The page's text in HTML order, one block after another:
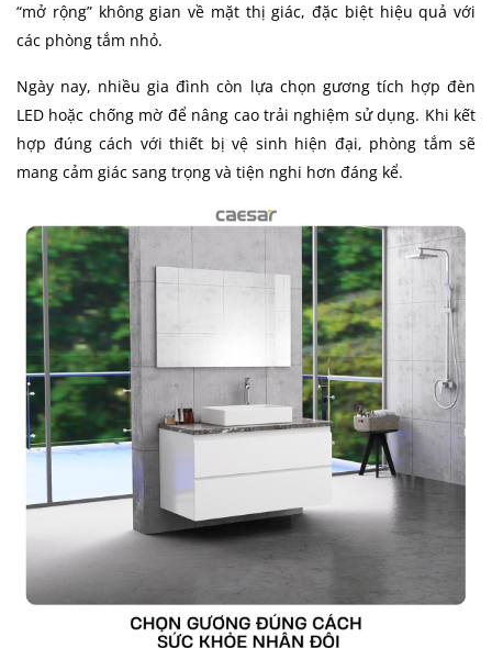
“mở rộng” không gian về mặt thị giác, đặc biệt hiệu quả với
các phòng tắm nhỏ.
Ngày nay, nhiều gia đình còn lựa chọn gương tích hợp đèn
LED hoặc chống mờ để nâng cao trải nghiệm sử dụng. Khi kết
hợp đúng cách với thiết bị vệ sinh hiện đại, phòng tắm sẽ
mang cảm giác sang trọng và tiện nghi hơn đáng kể.